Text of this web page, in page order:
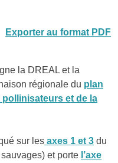
Exporter au format PDF
la DREAL et la
régionale du plan
et de la
sur les axes 1 et 3 du
et porte l’axe